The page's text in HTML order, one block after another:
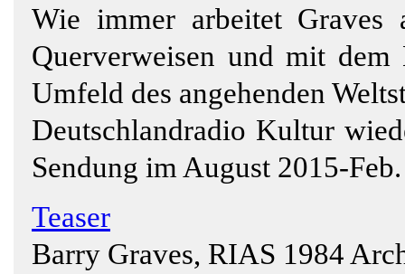
Wie immer arbeitet
Querverweisen und mit
Umfeld des angehenden
Deutschlandradio Kultur
Sendung im August 2015-
Teaser
Barry Graves, RIAS 1984